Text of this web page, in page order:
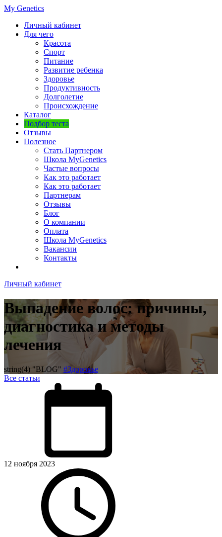
My Genetics
Личный кабинет
Для чего
Красота
Спорт
Питание
Развитие ребенка
Здоровье
Продуктивность
Долголетие
Происхождение
Каталог
Подбор теста
Отзывы
Полезное
Стать Партнером
Школа MyGenetics
Частые вопросы
Как это работает
Как это работает
Партнерам
Отзывы
Блог
О компании
Оплата
Школа MyGenetics
Вакансии
Контакты
Личный кабинет
Выпадение волос: причины,
диагностика и методы
лечения
string(4) "BLOG" #Здоровье
Все статьи
12 ноября 2023